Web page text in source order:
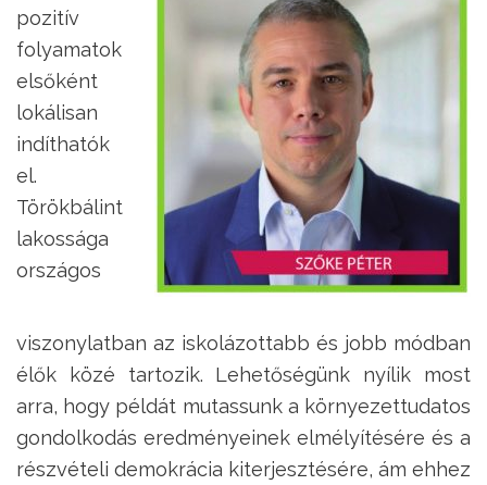
pozitív
folyamatok
elsőként
lokálisan
indíthatók
el.
Törökbálint
lakossága
országos
viszonylatban az iskolázottabb és jobb módban
élők közé tartozik. Lehetőségünk nyílik most
arra, hogy példát mutassunk a környezettudatos
gondolkodás eredményeinek elmélyítésére és a
részvételi demokrácia kiterjesztésére, ám ehhez